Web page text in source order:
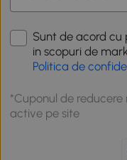
Sunt de acord cu
in scopuri de
Politica de
*Cuponul de
active pe site